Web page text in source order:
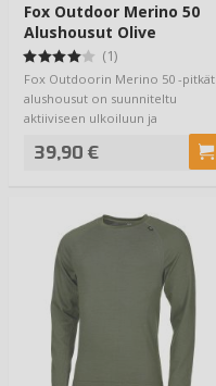
Fox Outdoor Merino 50
Alushousut Olive
(1)
Fox Outdoorin Merino 50 -pitkät
alushousut on suunniteltu
aktiiviseen ulkoiluun ja
39,90 €